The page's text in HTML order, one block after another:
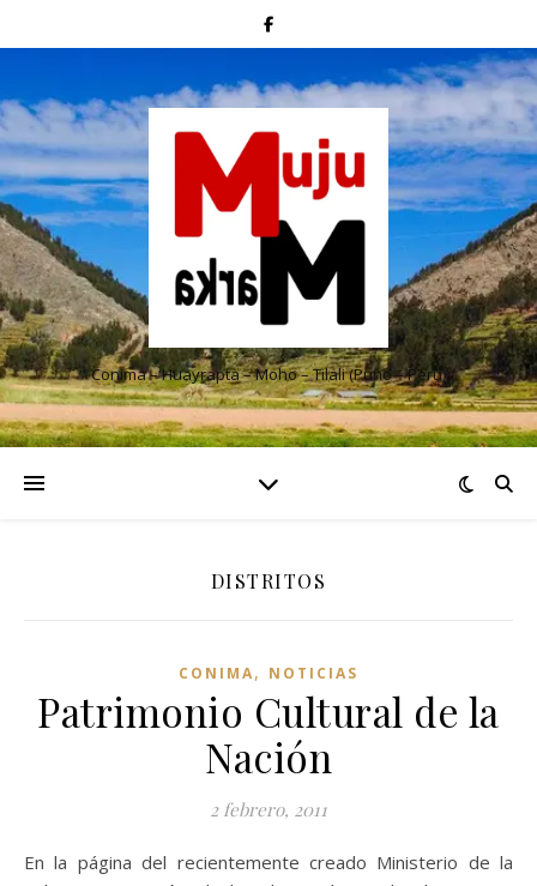
Conima – Huayrapta – Moho – Tilali (Puno – Perú)
DISTRITOS
CONIMA, NOTICIAS
Patrimonio Cultural de la
Nación
2 febrero, 2011
En la página del recientemente creado Ministerio de la